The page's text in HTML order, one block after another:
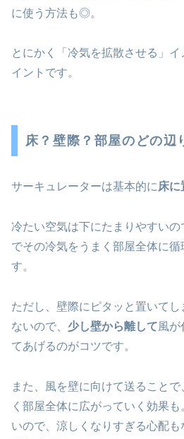
に使う方法も◎。
とにかく「冷気を拡散させる」
イントです。
床？壁際？部屋のどの辺
サーキュレーターは基本的に 床に
冷たい空気は下にたまりやすい
でその冷気をうまく部屋全体に循
す。
ただし、壁際にピタッと置いて
ないので、 少し壁から離して風が
てあげるのがコツです。
また、風を壁に向けて送ること
く部屋全体に広がっていく効果
いので、涼しくなりすぎる心配